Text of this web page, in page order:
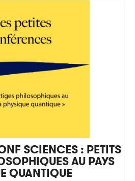
SCIENCES : PETITS
AU PAYS
QUANTIQUE